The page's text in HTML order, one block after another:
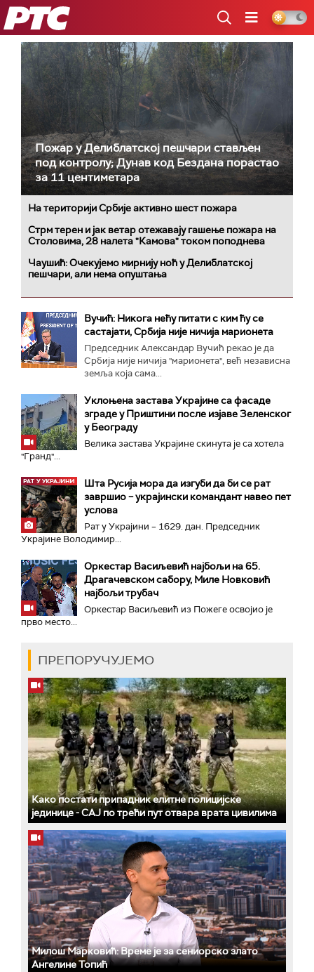
РТС
Пожар у Делиблатској пешчари стављен
под контролу; Дунав код Бездана порастао
за 11 центиметара
На територији Србије активно шест пожара
Стрм терен и јак ветар отежавају гашење пожара на
Столовима, 28 налета "Камова" током поподнева
Чаушић: Oчекујемо мирнију ноћ у Делиблатској
пешчари, али нема опуштања
Вучић: Никога нећу питати с ким ћу се
састајати, Србија није ничија марионета
Председник Александар Вучић рекао је да
Србија није ничија "марионета", већ независна
земља која сама...
Уклоњена застава Украјине са фасаде
зграде у Приштини после изјаве Зеленског
у Београду
Велика заставa Украјине скинута је са хотела
"Гранд"...
Шта Русија мора да изгуби да би се рат
завршио – украјински командант навео пет
услова
Рат у Украјини – 1629. дан. Председник
Украјине Володимир...
Оркестар Васиљевић најбољи на 65.
Драгачевском сабору, Миле Новковић
најбољи трубач
Оркестар Васиљевић из Пожеге освојио је
прво место...
ПРЕПОРУЧУЈЕМО
Како постати припадник елитне полицијске
јединице - СAJ по трећи пут отвара врата цивилима
Милош Марковић: Време је за сениорско злато
Ангелине Топић